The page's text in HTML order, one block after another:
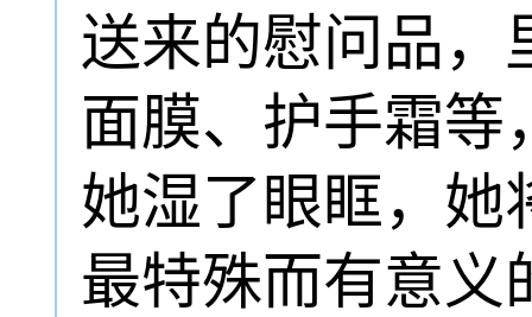
送来的慰问品，
面膜、护手霜等
她湿了眼眶，她
最特殊而有意